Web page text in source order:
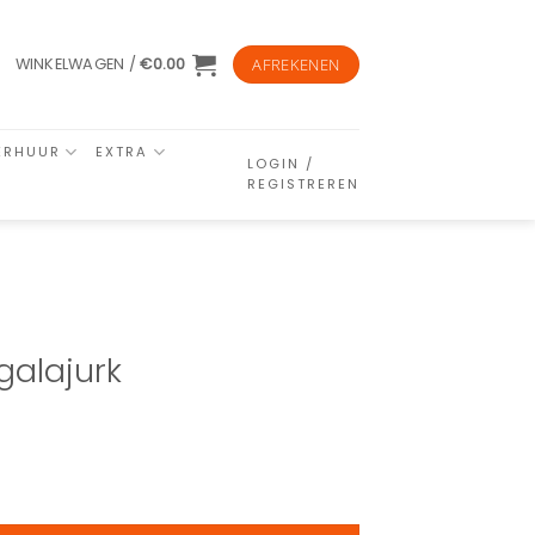
WINKELWAGEN /€0.00 AFREKENEN
EXTRA
LOGIN /
REGISTREREN